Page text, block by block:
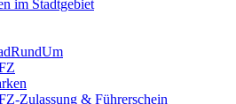
im Stadtgebiet
Zulassung & Führerschein